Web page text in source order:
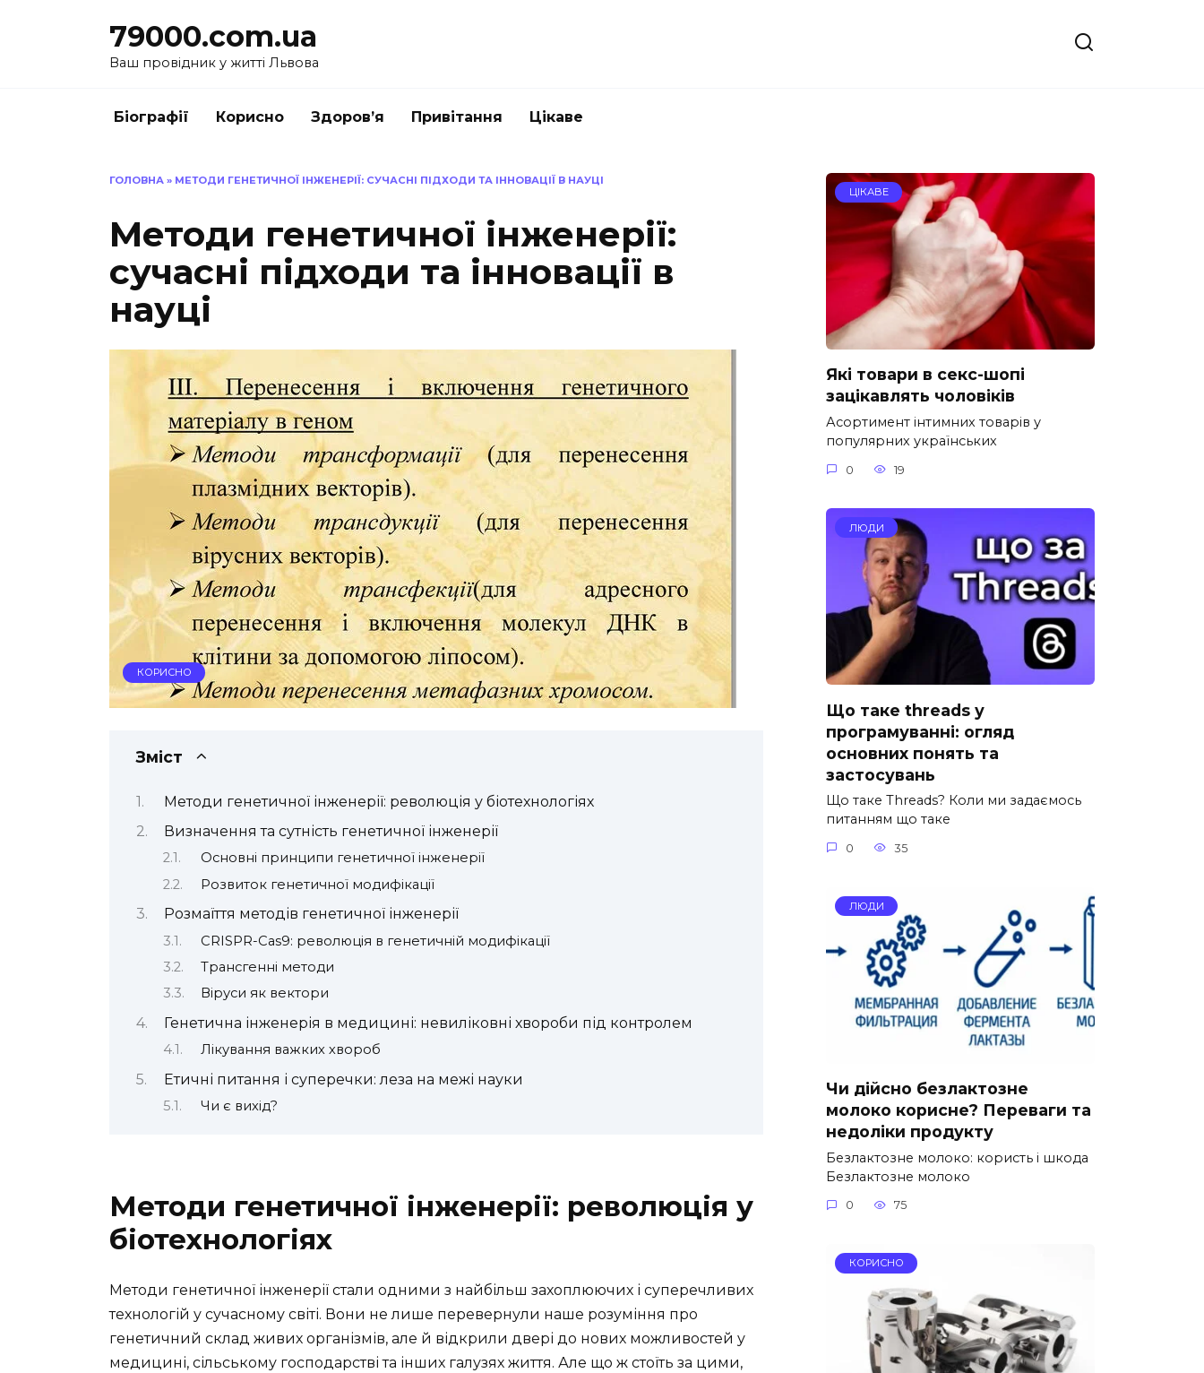
79000.com.ua
Ваш провідник у житті Львова
Біографії Корисно Здоров’я Привітання Цікаве
ГОЛОВНА » МЕТОДИ ГЕНЕТИЧНОЇ ІНЖЕНЕРІЇ: СУЧАСНІ ПІДХОДИ ТА ІННОВАЦІЇ В НАУЦІ
Методи генетичної інженерії:
сучасні підходи та інновації в
науці
КОРИСНО
Зміст
Методи генетичної інженерії: революція у біотехнологіях
Визначення та сутність генетичної інженерії
Основні принципи генетичної інженерії
Розвиток генетичної модифікації
Розмаїття методів генетичної інженерії
CRISPR-Cas9: революція в генетичній модифікації
Трансгенні методи
Віруси як вектори
Генетична інженерія в медицині: невиліковні хвороби під контролем
Лікування важких хвороб
Етичні питання і суперечки: леза на межі науки
Чи є вихід?
Методи генетичної інженерії: революція у
біотехнологіях
Методи генетичної інженерії стали одними з найбільш захоплюючих і суперечливих
технологій у сучасному світі. Вони не лише перевернули наше розуміння про
генетичний склад живих організмів, але й відкрили двері до нових можливостей у
медицині, сільському господарстві та інших галузях життя. Але що ж стоїть за цими,
ЦІКАВЕ
Які товари в секс-шопі
зацікавлять чоловіків
Асортимент інтимних товарів у
популярних українських
0 19
ЛЮДИ
Що таке threads у
програмуванні: огляд
основних понять та
застосувань
Що таке Threads? Коли ми задаємось
питанням що таке
0 35
ЛЮДИ
Чи дійсно безлактозне
молоко корисне? Переваги та
недоліки продукту
Безлактозне молоко: користь і шкода
Безлактозне молоко
0 75
КОРИСНО